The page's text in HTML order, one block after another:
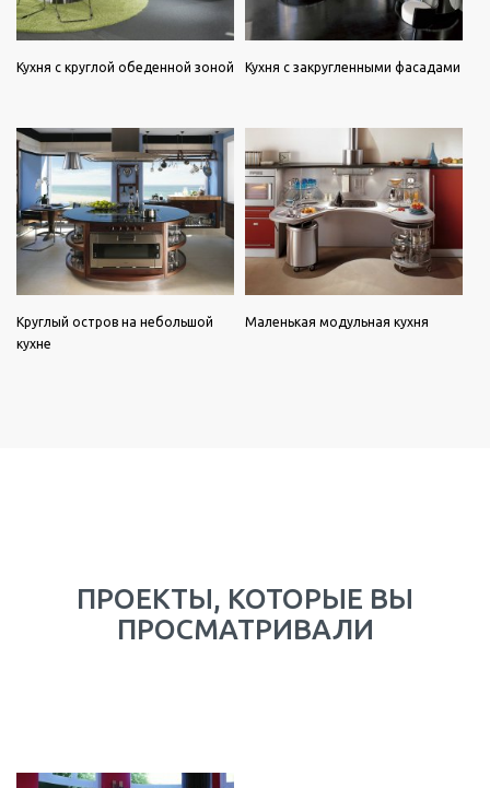
Кухня с круглой обеденной зоной Кухня с закругленными фасадами
Круглый остров на небольшой
кухне
Маленькая модульная кухня
ПРОЕКТЫ, КОТОРЫЕ ВЫ
ПРОСМАТРИВАЛИ